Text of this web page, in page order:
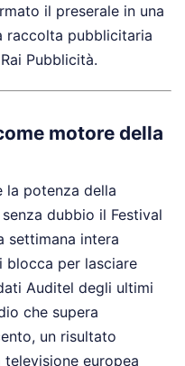
il preserale in una
raccolta pubblicitaria
Pubblicità.
motore della
la potenza della
dubbio il Festival
settimana intera
blocca per lasciare
Auditel degli ultimi
che supera
un risultato
europea